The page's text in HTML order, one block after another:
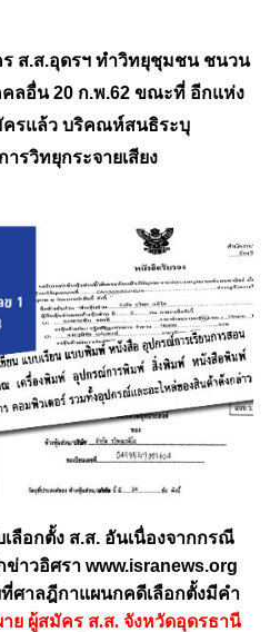
ส.ส.อุดรฯ ทำวิทยุชุมชน ชนวน
ลอื่น 20 ก.พ.62 ขณะที่ อีกแห่ง
ครแล้ว บริคณห์สนธิระบุ
รวิทยุกระจายเสียง
ลือกตั้ง ส.ส. อันเนื่องจากกรณี
าวอิศรา www.isranews.org
ที่ศาลฎีกาแผนกคดีเลือกตั้งมีคำ
ย ผู้สมัคร ส.ส. จังหวัดอุดรธานี